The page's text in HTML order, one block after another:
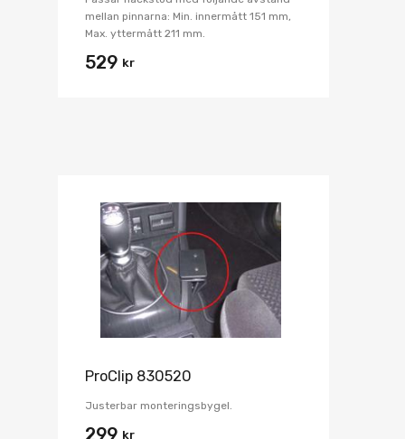
mellan pinnarna: Min. innermått 151 mm,
Max. yttermått 211 mm.
529 kr
ProClip 830520
Justerbar monteringsbygel.
kr